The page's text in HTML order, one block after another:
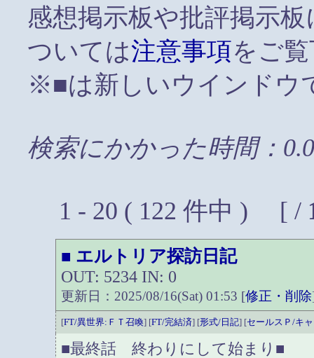
感想掲示板や批評掲示
ついては注意事項をご
※■は新しいウインドウ
検索にかかった時間：
1 - 20 ( 122 件中 ) [ /
■ エルトリア探訪日記
OUT: 5234 IN: 0
更新日：2025/08/16(Sat) 01:53 [修正・削除
[FT/異世界:ＦＴ召喚] [FT/完結済] [形式/日記] [セールスＰ/キ
■最終話 終わりにして始まり■